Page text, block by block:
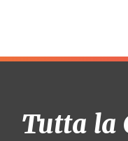
Tutta la